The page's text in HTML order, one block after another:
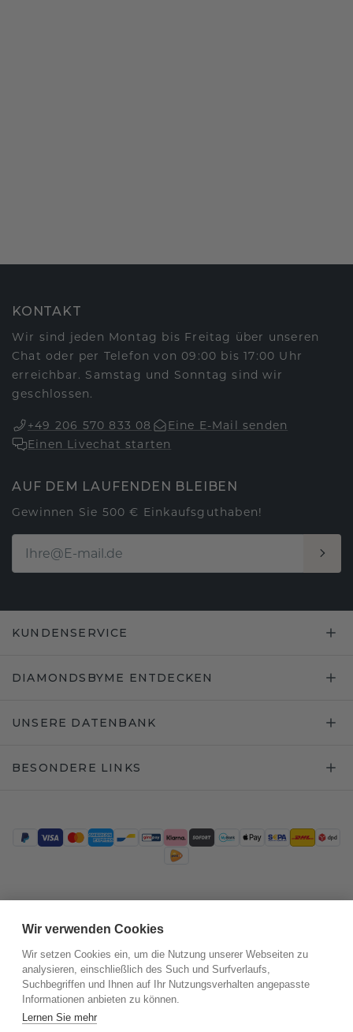
KONTAKT
Wir sind jeden Montag bis Freitag über unseren
Chat oder per Telefon von 09:00 bis 17:00 Uhr
erreichbar. Samstag und Sonntag sind wir
geschlossen.
+49 206 570 833 08
Eine E-Mail senden
Einen Livechat starten
AUF DEM LAUFENDEN BLEIBEN
Gewinnen Sie 500 € Einkaufsguthaben!
KUNDENSERVICE
DIAMONDSBYME ENTDECKEN
UNSERE DATENBANK
BESONDERE LINKS
Wir verwenden Cookies
Wir setzen Cookies ein, um die Nutzung unserer Webseiten zu
analysieren, einschließlich des Such und Surfverlaufs,
Suchbegriffen und Ihnen auf Ihr Nutzungsverhalten angepasste
Informationen anbieten zu können.
Lernen Sie mehr